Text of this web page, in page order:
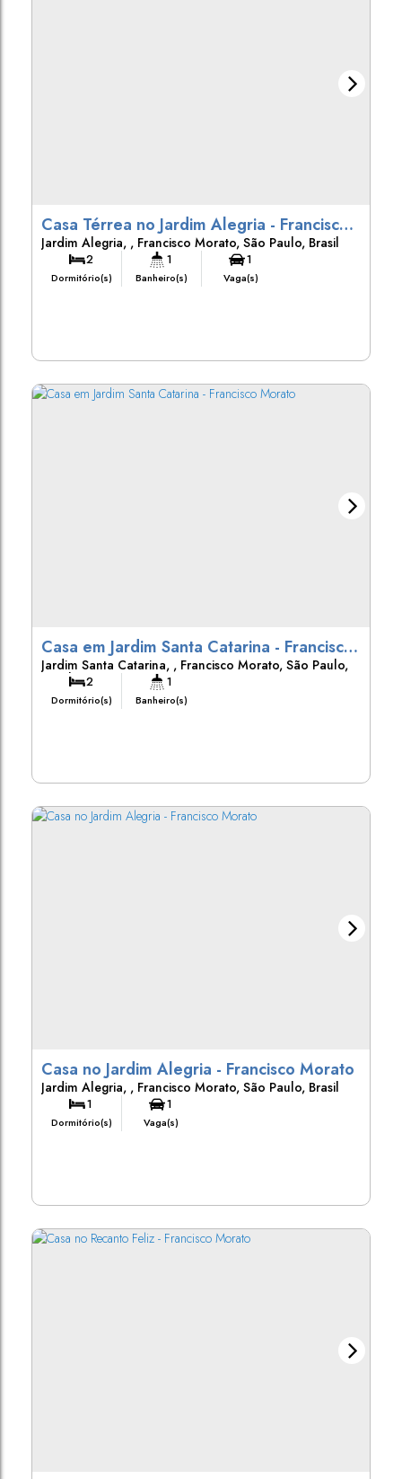
Casa Térrea no Jardim Alegria - Francisco
Morato
Jardim Alegria , Francisco Morato, São Paulo, Brasil
2
Dormitório(s)
1
Banheiro(s)
1
Vaga(s)
Casa em Jardim Santa Catarina - Francisco
Morato
Jardim Santa Catarina , Francisco Morato, São Paulo,
Brasil 2
Dormitório(s)
1
Banheiro(s)
Casa no Jardim Alegria - Francisco Morato
Jardim Alegria , Francisco Morato, São Paulo, Brasil
1
Dormitório(s)
1
Vaga(s)